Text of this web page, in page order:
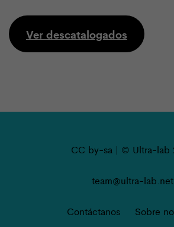
Ver descatalogados
CC by-sa | © Ultra-lab
team@ultra-lab.net
Contáctanos
Sobre